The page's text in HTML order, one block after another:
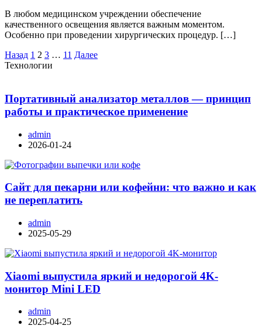
В любом медицинском учреждении обеспечение
качественного освещения является важным моментом.
Особенно при проведении хирургических процедур. […]
Пагинация
записей
Назад 1 2 3 … 11 Далее
Технологии
Портативный анализатор металлов — принцип
работы и практическое применение
admin
2026-01-24
Сайт для пекарни или кофейни: что важно и как
не переплатить
admin
2025-05-29
Xiaomi выпустила яркий и недорогой 4K-
монитор Mini LED
admin
2025-04-25